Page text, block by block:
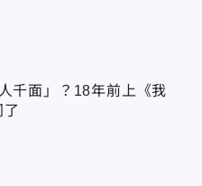
千面」？18年前上《我